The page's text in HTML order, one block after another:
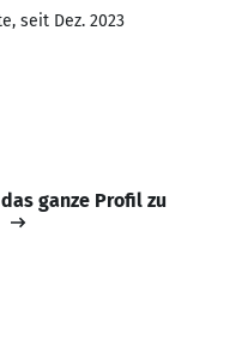
seit Dez. 2023
ganze Profil zu